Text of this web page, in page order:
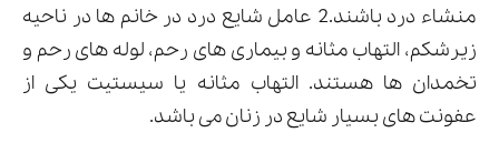
منشاء درد باشند.2 عامل شایع درد در خانم ها در ناحیه
زیرشکم، التهاب مثانه و بیماری های رحم، لوله های رحم و
تخمدان ها هستند. التهاب مثانه یا سیستیت یکی از
عفونت های بسیار شایع در زنان می باشد.